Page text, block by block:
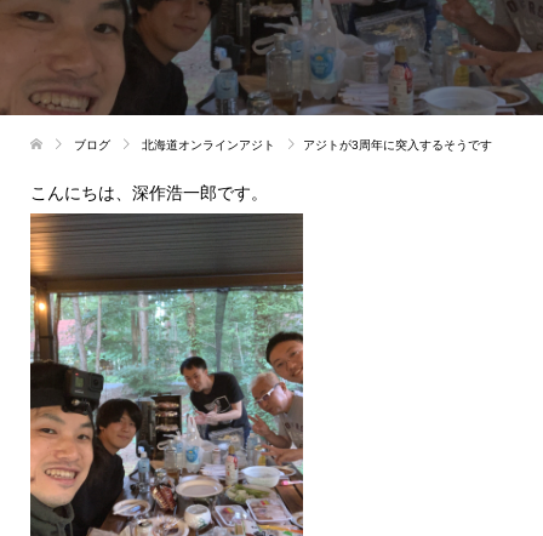
ブログ 北海道オンラインアジト アジトが3周年に突入するそうです
こんにちは、深作浩一郎です。